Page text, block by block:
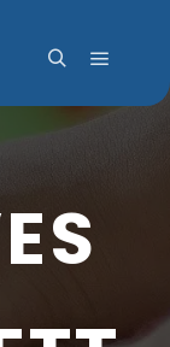
Menu